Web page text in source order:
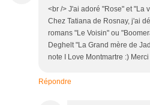
<br /> J'ai adoré "Rose" et "La
Chez Tatiana de Rosnay, j'ai
romans "Le Voisin" ou
Deghelt "La Grand mère de
note I Love Montmartre :) Merci
Répondre